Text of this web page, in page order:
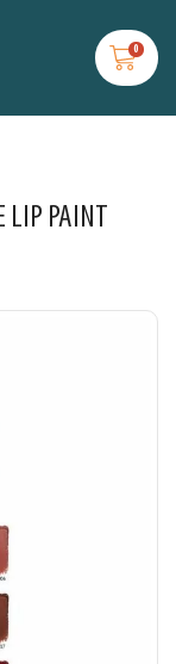
0
LIP PAINT